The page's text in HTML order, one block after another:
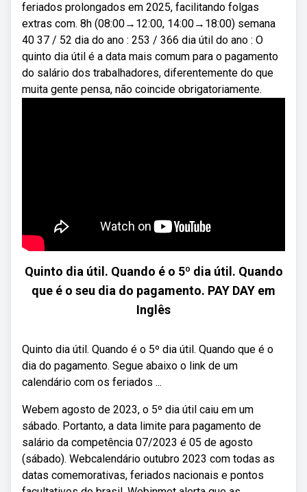
feriados prolongados em 2025, facilitando folgas
extras com. 8h (08:00→12:00, 14:00→18:00) semana
40 37 / 52 dia do ano : 253 / 366 dia útil do ano : O
quinto dia útil é a data mais comum para o pagamento
do salário dos trabalhadores, diferentemente do que
muita gente pensa, não coincide obrigatoriamente.
Quinto dia útil. Quando é o 5º dia útil. Quando
que é o seu dia do pagamento. PAY DAY em
Inglês
Quinto dia útil. Quando é o 5º dia útil. Quando que é o
dia do pagamento. Segue abaixo o link de um
calendário com os feriados ...
Webem agosto de 2023, o 5º dia útil caiu em um
sábado. Portanto, a data limite para pagamento de
salário da competência 07/2023 é 05 de agosto
(sábado). Webcalendário outubro 2023 com todas as
datas comemorativas, feriados nacionais e pontos